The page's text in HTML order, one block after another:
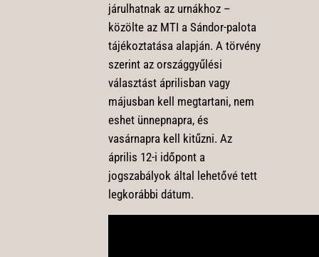
járulhatnak az urnákhoz –
közölte az MTI a Sándor-palota
tájékoztatása alapján. A törvény
szerint az országgyűlési
választást áprilisban vagy
májusban kell megtartani, nem
eshet ünnepnapra, és
vasárnapra kell kitűzni. Az
április 12-i időpont a
jogszabályok által lehetővé tett
legkorábbi dátum.